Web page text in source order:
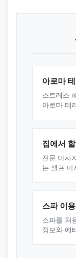
아로마
스트레스
아로마 테
집에서
전문 마사
는 셀프 마
스파 이
스파를 처
정보와 에